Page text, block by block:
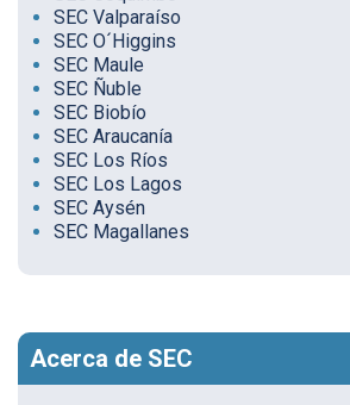
SEC Valparaíso
SEC O´Higgins
SEC Maule
SEC Ñuble
SEC Biobío
SEC Araucanía
SEC Los Ríos
SEC Los Lagos
SEC Aysén
SEC Magallanes
Acerca de SEC